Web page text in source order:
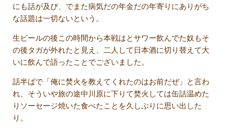
にも話が及び、でまた病気だの年金だの年寄りにありがち
な話題は一切ないという。
生ビールの後この時間から本戦はとサワー飲んでた奴もそ
の後タガが外れたと見え、二人して日本酒に切り替えて大
いに飲んで語ったことでございました。
話半ばで「俺に焚火を教えてくれたのはお前だぜ」と言わ
れ、そういや旅の途中川原に下りて焚火しては缶詰温めた
りソーセージ焼いた食べたことを久しぶりに思い出した
り。